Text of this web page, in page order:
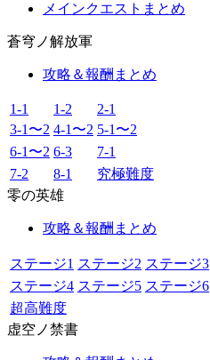
メインクエストまとめ
蒼穹ノ解放軍
攻略＆報酬まとめ
1-1 1-2
2-1
3-1〜2 4-1〜2 5-1〜2
6-1〜2 6-3
7-1
7-2
8-1
究極難度
零の英雄
攻略＆報酬まとめ
ステージ1 ステージ2 ステージ3
ステージ4 ステージ5 ステージ6
超高難度
虚空ノ禁書